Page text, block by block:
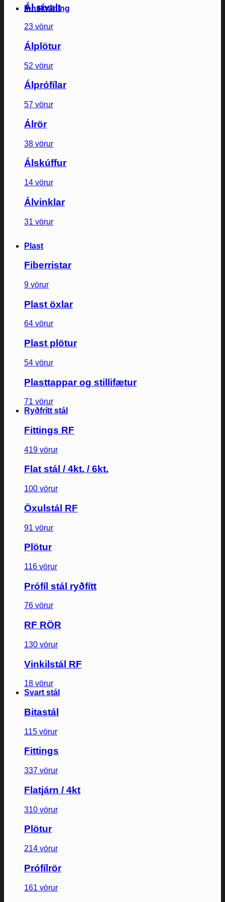
Innskráning
Ál sívalt
23 vörur
Álplötur
52 vörur
Álprófílar
57 vörur
Álrör
38 vörur
Álskúffur
14 vörur
Álvinklar
31 vörur
Plast
Fiberristar
9 vörur
Plast öxlar
64 vörur
Plast plötur
54 vörur
Plasttappar og stillifætur
71 vörur
Ryðfrítt stál
Fittings RF
419 vörur
Flat stál / 4kt. / 6kt.
100 vörur
Öxulstál RF
91 vörur
Plötur
116 vörur
Prófíl stál ryðfítt
76 vörur
RF RÖR
130 vörur
Vinkilstál RF
18 vörur
Svart stál
Bitastál
115 vörur
Fittings
337 vörur
Flatjárn / 4kt
310 vörur
Plötur
214 vörur
Prófílrör
161 vörur